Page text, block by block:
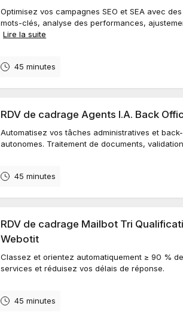
Optimisez vos campagnes SEO et SEA avec
mots-clés, analyse des performances,
Lire la suite
45 minutes
RDV de cadrage Agents I.A. Back
Automatisez vos tâches administratives et
autonomes. Traitement de documents,
45 minutes
RDV de cadrage Mailbot Tri
Webotit
Classez et orientez automatiquement ≥ 90 %
services et réduisez vos délais de réponse.
45 minutes